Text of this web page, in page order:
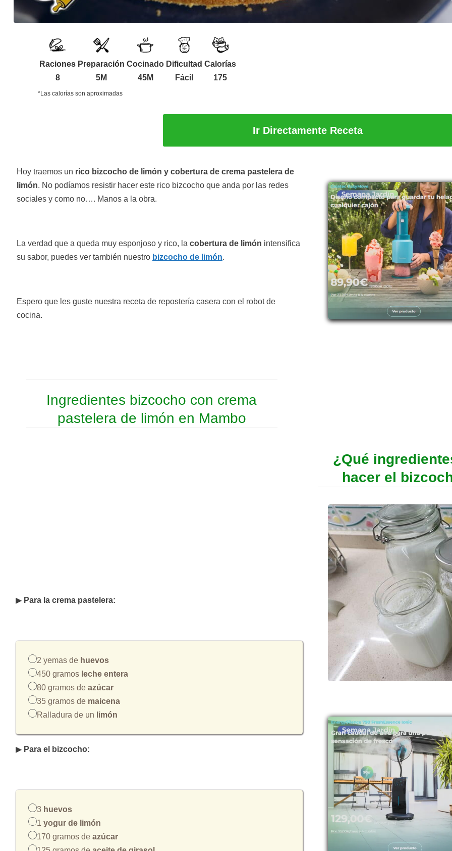
Raciones
8
Preparación
5M
Cocinado
45M
Dificultad
Fácil
Calorías
175
*Las calorías son aproximadas
Ir Directamente Receta
Hoy traemos un rico bizcocho de limón y cobertura de crema pastelera de
limón. No podíamos resistir hacer este rico bizcocho que anda por las redes
sociales y como no…. Manos a la obra.
La verdad que a queda muy esponjoso y rico, la cobertura de limón intensifica
su sabor, puedes ver también nuestro bizcocho de limón.
Espero que les guste nuestra receta de repostería casera con el robot de
cocina.
Ingredientes bizcocho con crema
pastelera de limón en Mambo
▶ Para la crema pastelera:
2 yemas de huevos
450 gramos leche entera
80 gramos de azúcar
35 gramos de maicena
Ralladura de un limón
▶ Para el bizcocho:
3 huevos
1 yogur de limón
170 gramos de azúcar
¿Qué
hacer el